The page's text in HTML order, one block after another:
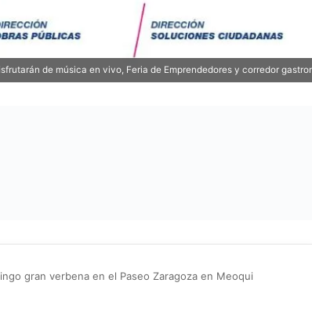
de música en vivo, Feria de Emprendedores y corredor
gran verbena en el Paseo Zaragoza en Meoqui